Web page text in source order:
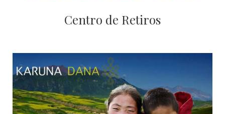
Centro de Retiros